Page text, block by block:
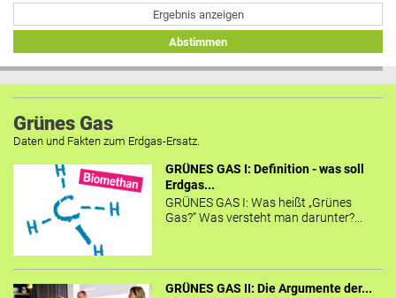
Ergebnis anzeigen
Abstimmen
Grünes Gas
Daten und Fakten zum Erdgas-Ersatz.
GRÜNES GAS I: Definition - was soll
Erdgas...
GRÜNES GAS I: Was heißt „Grünes
Gas?“ Was versteht man darunter?...
GRÜNES GAS II: Die Argumente der...